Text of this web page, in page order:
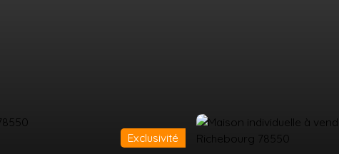
Exclusivité